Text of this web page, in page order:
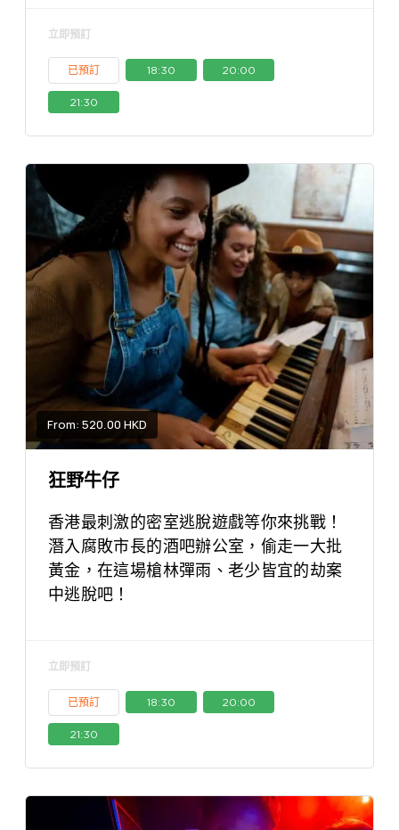
立即預訂
已預訂 18:30 20:00
21:30
From: 520.00 HKD
狂野牛仔
香港最刺激的密室逃脫遊戲等你來挑戰！
潛入腐敗市長的酒吧辦公室，偷走一大批
黃金，在這場槍林彈雨、老少皆宜的劫案
中逃脫吧！
立即預訂
已預訂 18:30 20:00
21:30